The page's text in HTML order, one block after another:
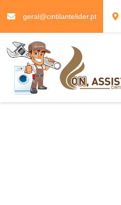
geral@cintilantelider.pt